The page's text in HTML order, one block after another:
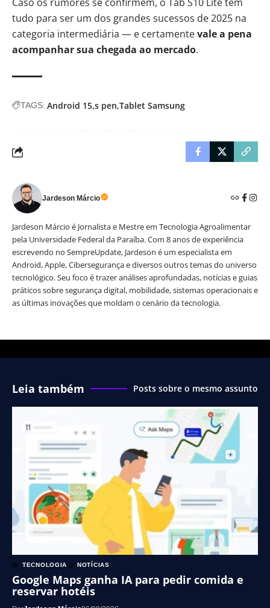
tudo para ser um dos grandes sucessos de 2025 na
categoria intermediária — e certamentevale a pena
acompanhar sua chegada ao mercado.
TAGS: Android 15 s pen Tablet Samsung
Jardeson Márcio
Jardeson Márcio é Jornalista e Mestre em Tecnologia Agroalimentar
pela Universidade Federal da Paraíba. Com 8 anos de experiência
escrevendo no SempreUpdate, Jardeson é um especialista em
Android, Apple, Cibersegurança e diversos outros temas do universo
tecnológico. Seu foco é trazer análises aprofundadas, notícias e guias
práticos sobre segurança digital, mobilidade, sistemas operacionais e
as últimas inovações que moldam o cenário da tecnologia.
Leia também Posts sobre o mesmo assunto
TECNOLOGIA NOTÍCIAS
Google Maps ganha IA para pedir comida e
reservar hotéis